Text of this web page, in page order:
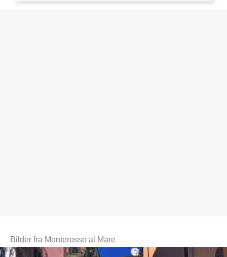
Bilder fra Monterosso al Mare